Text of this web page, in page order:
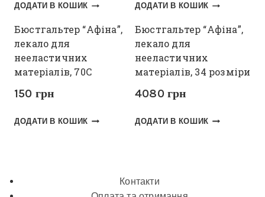
ДОДАТИ В КОШИК ДОДАТИ В КОШИК
Бюстгальтер “Афіна”,
лекало для
нееластичних
матеріалів, 70С
150 грн
ДОДАТИ В КОШИК
Бюстгальтер “Афіна”,
лекало для
нееластичних
матеріалів, 34 розміри
4080 грн
ДОДАТИ В КОШИК
Контакти